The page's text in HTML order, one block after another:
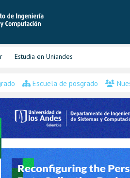
Estudia en Uniandes
Escuela de posgrado